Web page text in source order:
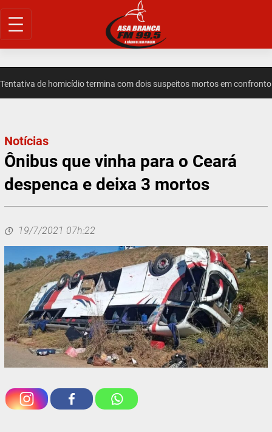
Pular
para
de homicídio termina com dois suspeitos mortos em confronto
Notícias
Ônibus que vinha para o Ceará
despenca e deixa 3 mortos
19/7/2021 07h:22